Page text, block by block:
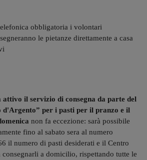
obbligatoria i volontari
le pietanze direttamente a casa
il servizio di consegna da parte del
d'Argento” per i pasti per il pranzo e il
non fa eccezione: sarà possibile
fino al sabato sera al numero
il numero di pasti desiderati e il Centro
a domicilio, rispettando tutte le